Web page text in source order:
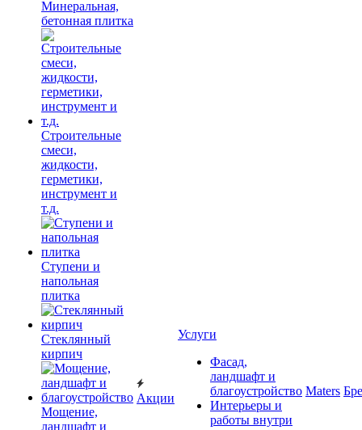
Минеральная,
бетонная плитка
Строительные
смеси,
жидкости,
герметики,
инструмент и
т.д.
Ступени и
напольная
плитка
Cтеклянный
кирпич
Мощение,
ландшафт и
Акции
Услуги
Фасад,
ландшафт и
благоустройство
Интерьеры и
работы внутри
Maters